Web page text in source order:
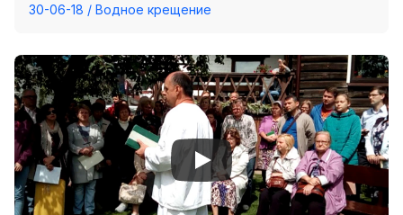
Хор
Прославление
Библия
Воскресная
школа
30-06-18 / Водное крещение